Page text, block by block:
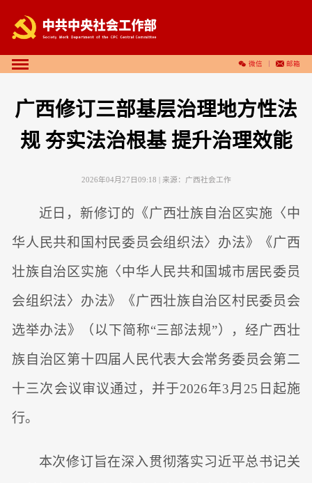
微信 邮箱
广西修订三部基层治理地方性法
规 夯实法治根基 提升治理效能
2026年04月27日09:18 | 来源： 广西社会工作
近日，新修订的《广西壮族自治区实施〈中
华人民共和国村民委员会组织法〉办法》《广西
壮族自治区实施〈中华人民共和国城市居民委员
会组织法〉办法》《广西壮族自治区村民委员会
选举办法》（以下简称“三部法规”），经广西壮
族自治区第十四届人民代表大会常务委员会第二
十三次会议审议通过，并于2026年3月25日起施
行。
本次修订旨在深入贯彻落实习近平总书记关